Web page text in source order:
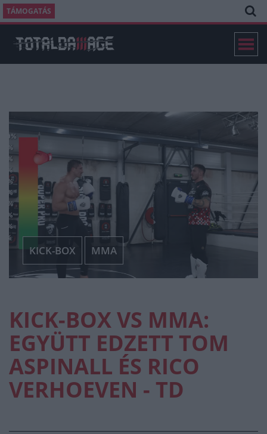
TÁMOGATÁS
KICK-BOX MMA
KICK-BOX VS MMA:
EGYÜTT EDZETT TOM
ASPINALL ÉS RICO
VERHOEVEN - TD